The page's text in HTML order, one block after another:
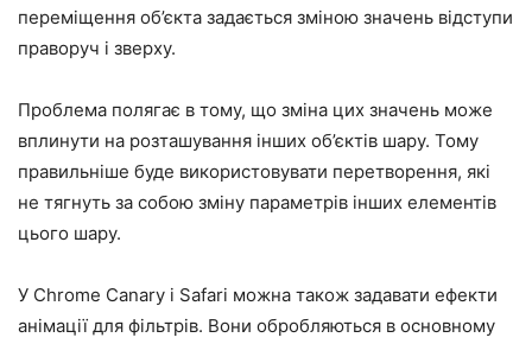
переміщення об’єкта задається зміною значень відступи
праворуч і зверху.
Проблема полягає в тому, що зміна цих значень може
вплинути на розташування інших об’єктів шару. Тому
правильніше буде використовувати перетворення, які
не тягнуть за собою зміну параметрів інших елементів
цього шару.
У Chrome Canary і Safari можна також задавати ефекти
анімації для фільтрів. Вони обробляються в основному